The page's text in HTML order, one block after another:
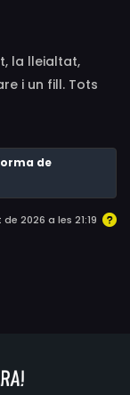
Levi,
la lleialtat,
i un fill. Tots
dedicat tota la
de
2026 a les 21:19